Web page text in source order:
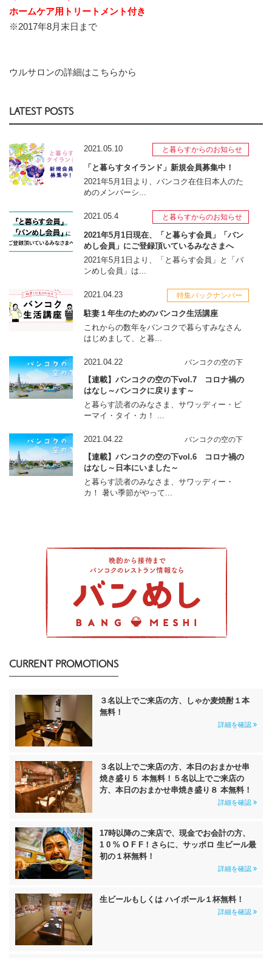
ホームケア用トリートメント付き
※2017年8月末日まで
ウルサロンの詳細はこちらから
LATEST POSTS
2021.05.10 と暮らすからのお知らせ
「と暮らすタイランド」新規会員募集中！
2021年5月1日より、バンコク在住日本人のた
めのメンバーシ...
2021.05.4 と暮らすからのお知らせ
2021年5月1日現在、「と暮らす会員」「バン
めし会員」にご登録頂いているみなさまへ
2021年5月1日より、「と暮らす会員」と「バ
ンめし会員」は...
2021.04.23 特集バックナンバー
駐妻１年生のためのバンコク生活講座
これからの数年をバンコクで暮らすみなさん
はじめまして、と暮...
2021.04.22 バンコクの空の下
【連載】バンコクの空の下vol.7 コロナ禍の
はなし～バンコクに戻ります～
と暮らす読者のみなさま、サワッディー・ピ
ーマイ・タイ・カ！ ...
2021.04.22 バンコクの空の下
【連載】バンコクの空の下vol.6 コロナ禍の
はなし～日本にいました～
と暮らす読者のみなさま、サワッディー・
カ！ 暑い季節がやって...
CURRENT PROMOTIONS
３名以上でご来店の方、しゃか麦焼酎１本
無料！
詳細を確認
３名以上でご来店の方、本日のおまかせ串
焼き盛り５ 本無料！５名以上でご来店の
方、本日のおまかせ串焼き盛り８ 本無料！
詳細を確認
17時以降のご来店で、現金でお会計の方、
1 0 % O F F！さらに、サッポロ 生ビール最
初の１杯無料！
詳細を確認
生ビールもしくは ハイボール１杯無料！
詳細を確認